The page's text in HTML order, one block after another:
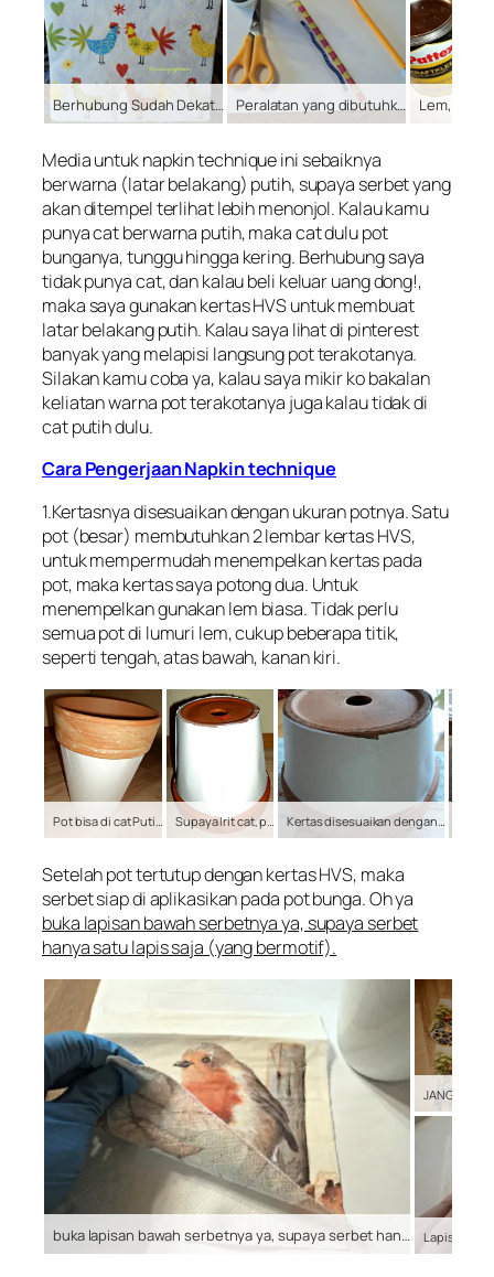
Berhubung Sudah Dekat Paskah Jadi Mau Hias Potnya dengan Nuansa Paskah Peralatan yang dibutuhkan Untuk napkin technique
Media untuknapkin techniqueini sebaiknya
berwarna (latar belakang) putih, supaya serbet yang
akan ditempel terlihat lebih menonjol. Kalau kamu
punya cat berwarna putih, maka cat dulu pot
bunganya, tunggu hingga kering. Berhubung saya
tidak punya cat, dan kalau beli keluar uang dong!,
maka saya gunakan kertas HVS untuk membuat
latar belakang putih. Kalau saya lihat di pinterest
banyak yang melapisi langsung pot terakotanya.
Silakan kamu coba ya, kalau saya mikir ko bakalan
keliatan warna pot terakotanya juga kalau tidak di
cat putih dulu.
Cara Pengerjaan Napkin technique
1.Kertasnya disesuaikan dengan ukuran potnya. Satu
pot (besar) membutuhkan 2 lembar kertas HVS,
untuk mempermudah menempelkan kertas pada
pot, maka kertas saya potong dua. Untuk
menempelkan gunakan lem biasa. Tidak perlu
semua pot di lumuri lem, cukup beberapa titik,
seperti tengah, atas bawah, kanan kiri.
Setelah pot tertutup dengan kertas HVS, maka
serbet siap di aplikasikan pada pot bunga. Oh ya
buka lapisan bawah serbetnya ya, supaya serbet
hanya satu lapis saja (yang bermotif).
buka lapisan bawah serbetnya ya, supaya serbet hanya satu lapis saja Lapisan